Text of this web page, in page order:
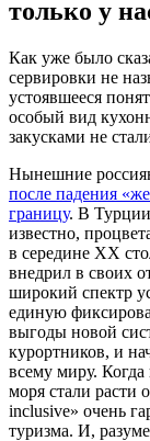
только у
Как уже было
сервировки не
устоявшееся
особый вид
закусками не
Нынешние
после падения
границу. В Турции
известно,
в середине XX
внедрил в своих
широкий спектр
единую
выгоды новой
курортников, и
всему миру.
моря стали расти
inclusive» очень
туризма. И,